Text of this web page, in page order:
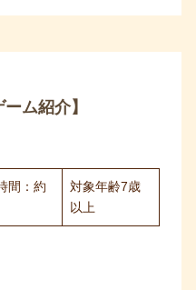
ム紹介】
間：約
対象年齢7歳
以上